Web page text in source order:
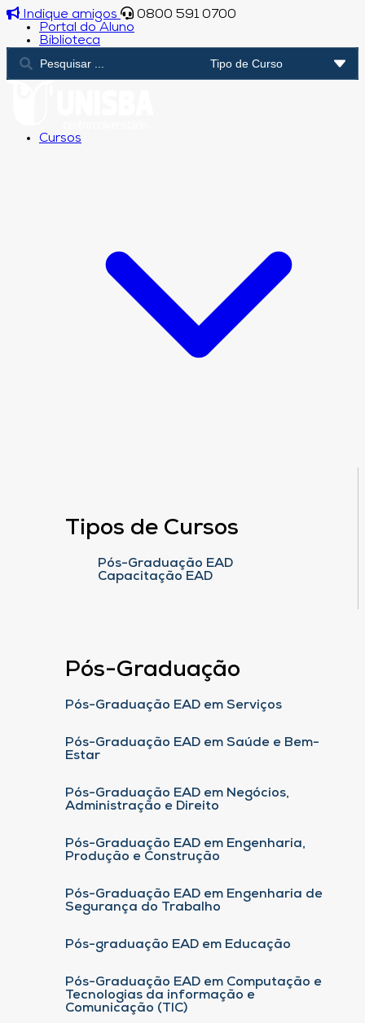
Indique amigos
0800 591 0700
Portal do Aluno
Biblioteca
Cursos
Tipos de Cursos
Pós-Graduação EAD
Capacitação EAD
Pós-Graduação
Pós-Graduação EAD em Serviços
Pós-Graduação EAD em Saúde e Bem-
Estar
Pós-Graduação EAD em Negócios,
Administração e Direito
Pós-Graduação EAD em Engenharia,
Produção e Construção
Pós-Graduação EAD em Engenharia de
Segurança do Trabalho
Pós-graduação EAD em Educação
Pós-Graduação EAD em Computação e
Tecnologias da informação e
Comunicação (TIC)